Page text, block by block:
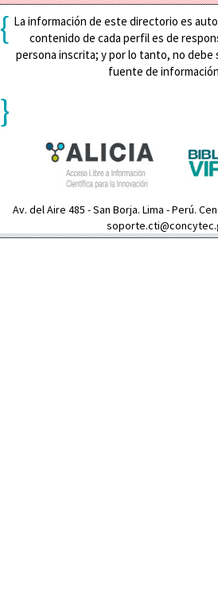
{ La información de este directorio es
contenido de cada perfil es de
persona inscrita; y por lo tanto, no debe
fuente de
}
Av. del Aire 485 - San Borja. Lima - Perú.